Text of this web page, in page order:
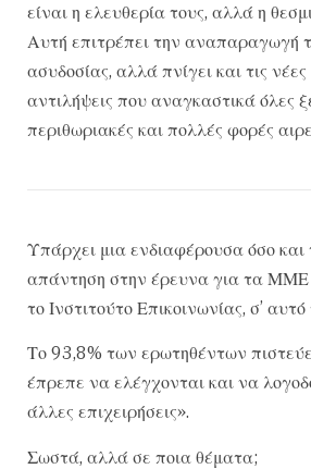
είναι η ελευθερία τους, αλλά η
Αυτή επιτρέπει την αναπαραγωγή
ασυδοσίας, αλλά πνίγει και τις νέες
αντιλήψεις που αναγκαστικά όλες
περιθωριακές και πολλές φορές
Υπάρχει μια ενδιαφέρουσα όσο και
απάντηση στην έρευνα για τα ΜΜΕ
το Ινστιτούτο Επικοινωνίας, σ’
Το 93,8% των ερωτηθέντων
έπρεπε να ελέγχονται και να
άλλες επιχειρήσεις».
Σωστά, αλλά σε ποια θέματα;